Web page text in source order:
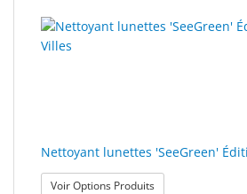
Nettoyant lunettes 'SeeGreen'
Voir Options Produits: Nettoyant